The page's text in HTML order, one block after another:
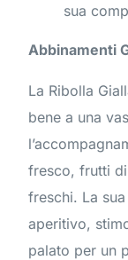
sua
Abbinamenti
La Ribolla
bene a una
fresco, frutti
freschi. La
aperitivo,
palato per un